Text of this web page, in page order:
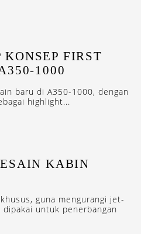
FIRST
1000
baru di A350-1000, dengan
highlight...
KABIN
guna mengurangi jet-
dipakai untuk penerbangan